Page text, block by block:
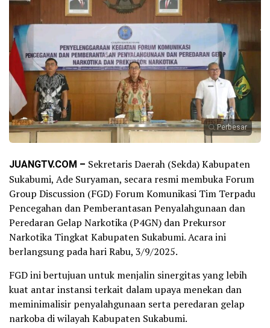
Perbesar
JUANGTV.COM – Sekretaris Daerah (Sekda) Kabupaten
Sukabumi, Ade Suryaman, secara resmi membuka Forum
Group Discussion (FGD) Forum Komunikasi Tim Terpadu
Pencegahan dan Pemberantasan Penyalahgunaan dan
Peredaran Gelap Narkotika (P4GN) dan Prekursor
Narkotika Tingkat Kabupaten Sukabumi. Acara ini
berlangsung pada hari Rabu, 3/9/2025.
FGD ini bertujuan untuk menjalin sinergitas yang lebih
kuat antar instansi terkait dalam upaya menekan dan
meminimalisir penyalahgunaan serta peredaran gelap
narkoba di wilayah Kabupaten Sukabumi.